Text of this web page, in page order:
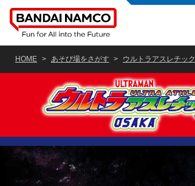
HOME あそび場をさがす ウルトラアスレチック